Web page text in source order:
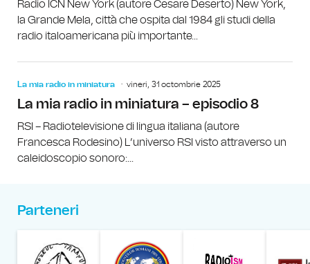
Radio ICN New York (autore Cesare Deserto) New York,
la Grande Mela, città che ospita dal 1984 gli studi della
radio italoamericana più importante...
La mia radio in miniatura vineri, 31 octombrie 2025
La mia radio in miniatura – episodio 8
RSI – Radiotelevisione di lingua italiana (autore
Francesca Rodesino) L’universo RSI visto attraverso un
caleidoscopio sonoro:...
Parteneri